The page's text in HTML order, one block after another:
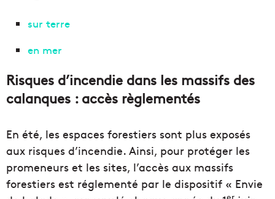
sur terre
en mer
Risques d’incendie dans les massifs des
calanques : accès règlementés
En été, les espaces forestiers sont plus exposés
aux risques d’incendie. Ainsi, pour protéger les
promeneurs et les sites, l’accès aux massifs
forestiers est réglementé par le dispositif « Envie